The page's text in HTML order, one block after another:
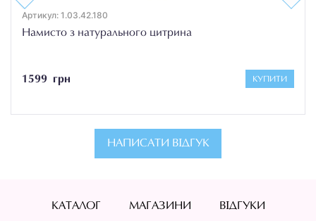
Артикул: 1.03.42.180
Намисто з натурального цитрина
1599 грн КУПИТИ
НАПИСАТИ ВІДГУК
КАТАЛОГ МАГАЗИНИ ВІДГУКИ